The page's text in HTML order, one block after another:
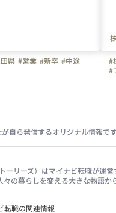
県 #営業 #新卒 #中途
#
#
自ら発信するオリジナル情報で
ーリーズ）はマイナビ転職が運
々の暮らしを変える大きな物語
転職の関連情報